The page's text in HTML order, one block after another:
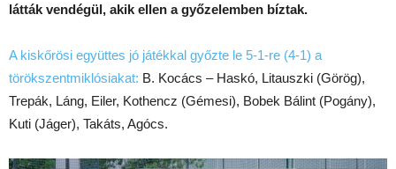
látták vendégül, akik ellen a győzelemben bíztak.
A kiskőrösi együttes jó játékkal győzte le 5-1-re (4-1) a
törökszentmiklósiakat: B. Kocács – Haskó, Litauszki (Görög),
Trepák, Láng, Eiler, Kothencz (Gémesi), Bobek Bálint (Pogány),
Kuti (Jáger), Takáts, Agócs.